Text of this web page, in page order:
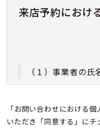
来店予約におけ
（１）事業者の
（２）個人情報保
「お問い合わせにおける
いただき「同意する」にチ